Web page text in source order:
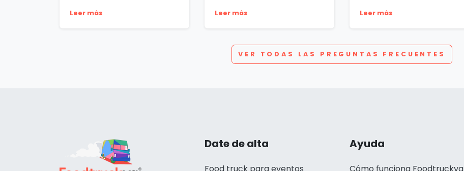
Leer más Leer más Leer más
VER TODAS LAS PREGUNTAS FRECUENTES
Date de alta Ayuda